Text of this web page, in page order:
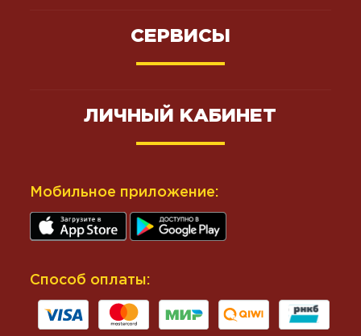
СЕРВИСЫ
ЛИЧНЫЙ КАБИНЕТ
Мобильное приложение:
Способ оплаты: